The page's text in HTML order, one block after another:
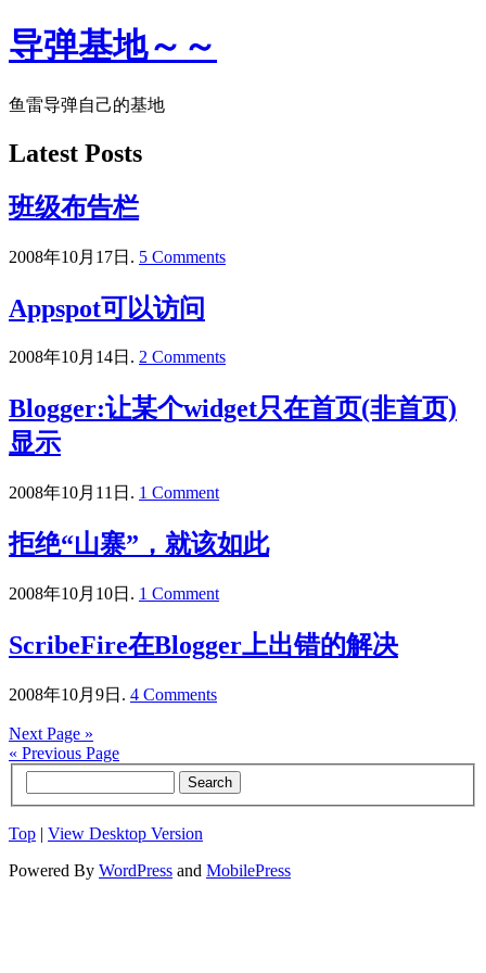
导弹基地～～
鱼雷导弹自己的基地
Latest Posts
班级布告栏
2008年10月17日. 5 Comments
Appspot可以访问
2008年10月14日. 2 Comments
Blogger:让某个widget只在首页(非首页)
显示
2008年10月11日. 1 Comment
拒绝“山寨”，就该如此
2008年10月10日. 1 Comment
ScribeFire在Blogger上出错的解决
2008年10月9日. 4 Comments
Next Page »
« Previous Page
Top | View Desktop Version
Powered By WordPress and MobilePress